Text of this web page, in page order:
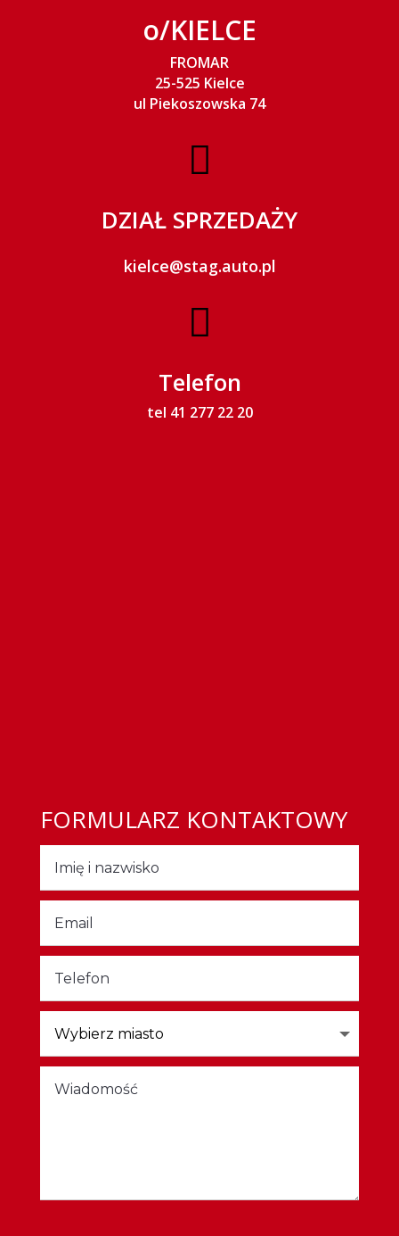
o/KIELCE
FROMAR
25-525 Kielce
ul Piekoszowska 74

DZIAŁ SPRZEDAŻY
kielce@stag.auto.pl

Telefon
tel 41 277 22 20
FORMULARZ KONTAKTOWY